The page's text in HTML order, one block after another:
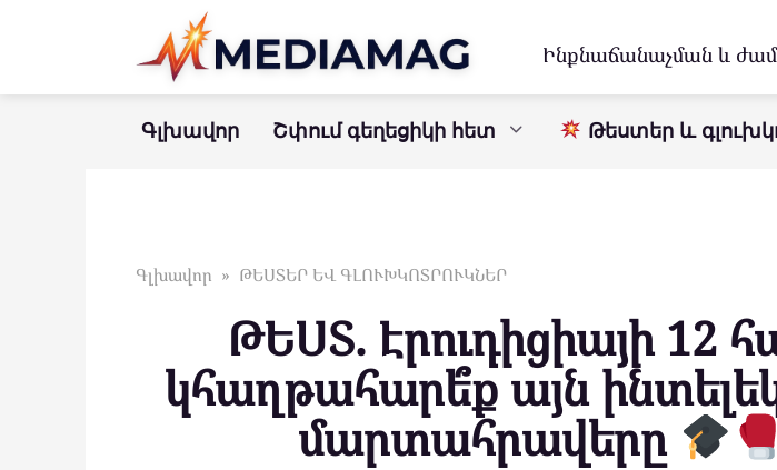
Ինքնաճանաչման և
Գլխավոր Շփում գեղեցիկի հետ Թեստեր և
Գլխավոր » ԹԵՍՏԵՐ ԵՎ ԳԼՈՒԽԿՈՏՐՈՒԿՆԵՐ
ԹԵՍՏ. Էրուդիցիայի 12
կհաղթահարե՞ք այն
մարտահրավերը